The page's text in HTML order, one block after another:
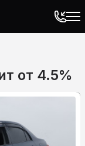
от 4.5%